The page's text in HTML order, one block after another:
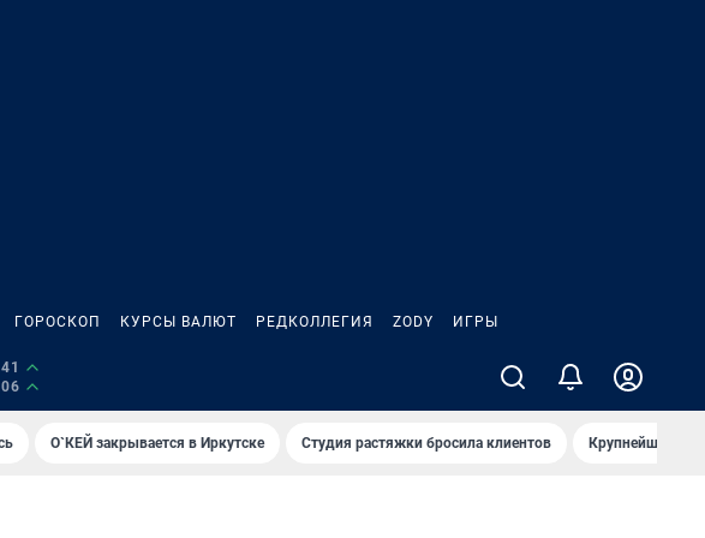
ГОРОСКОП КУРСЫ ВАЛЮТ РЕДКОЛЛЕГИЯ ZODY ИГРЫ
О`КЕЙ закрывается в Иркутске Студия растяжки бросила клиентов Крупнейшие